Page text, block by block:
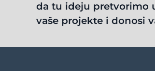
da tu ideju pretvorimo
vaše projekte i donosi